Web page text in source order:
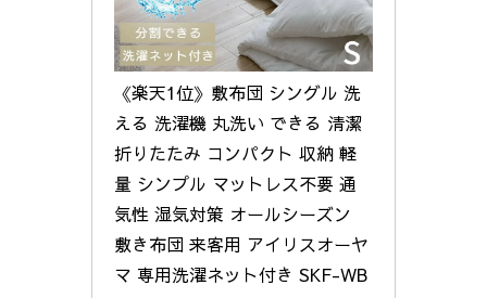
《楽天1位》敷布団 シングル 洗
える 洗濯機 丸洗い できる 清潔
折りたたみ コンパクト 収納 軽
量 シンプル マットレス不要 通
気性 湿気対策 オールシーズン
敷き布団 来客用 アイリスオーヤ
マ 専用洗濯ネット付き SKF-WB